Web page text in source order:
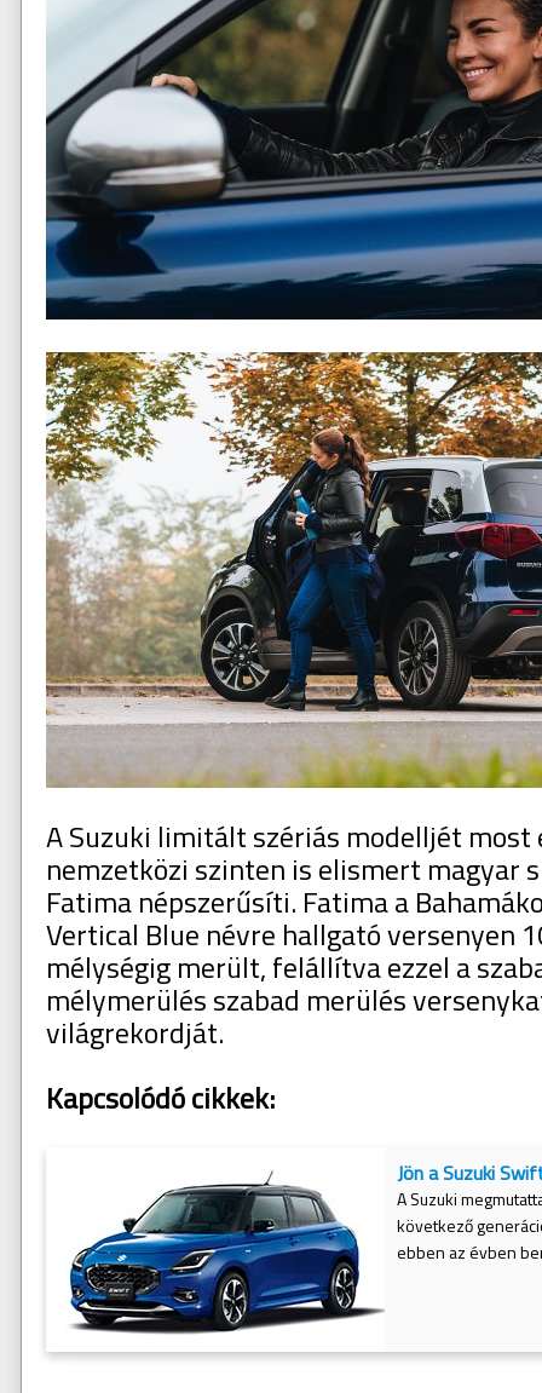
A Suzuki limitált szériás modelljét most
nemzetközi szinten is elismert magyar
Fatima népszerűsíti. Fatima a
Vertical Blue névre hallgató versenyen
mélységig merült, felállítva ezzel a
mélymerülés szabad merülés
világrekordját.
Kapcsolódó cikkek:
Jön a Suzuki
A Suzuki
következő
ebben az évben